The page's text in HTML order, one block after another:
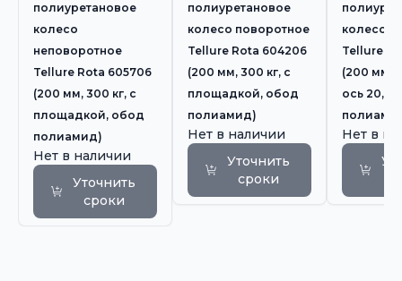
полиуретановое
колесо
неповоротное
Tellure Rota 605706
(200 мм, 300 кг, с
площадкой, обод
полиамид)
Нет в наличии
Уточнить
сроки
полиуретановое
колесо поворотное
Tellure Rota 604206
(200 мм, 300 кг, с
площадкой, обод
полиамид)
Нет в наличии
Уточнить
сроки
колесо
Tellure
(200 мм,
ось 20,
Нет в